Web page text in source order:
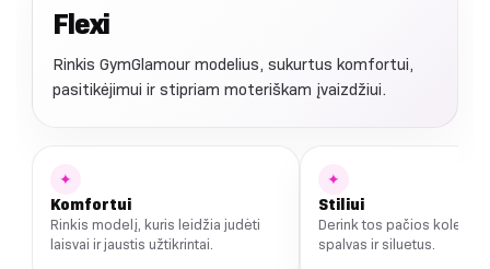
Flexi
Rinkis GymGlamour modelius, sukurtus komfortui,
pasitikėjimui ir stipriam moteriškam įvaizdžiui.
✦
Komfortui
Rinkis modelį, kuris leidžia judėti
laisvai ir jaustis užtikrintai.
✦
Stiliui
Derink tos pačios
spalvas ir siluetus.